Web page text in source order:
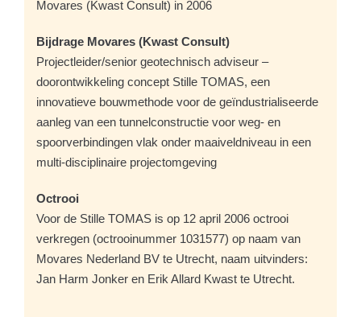
Movares (Kwast Consult) in 2006
Bijdrage Movares (Kwast Consult)
Projectleider/senior geotechnisch adviseur –
doorontwikkeling concept Stille TOMAS, een
innovatieve bouwmethode voor de geïndustrialiseerde
aanleg van een tunnelconstructie voor weg- en
spoorverbindingen vlak onder maaiveldniveau in een
multi-disciplinaire projectomgeving
Octrooi
Voor de Stille TOMAS is op 12 april 2006 octrooi
verkregen (octrooinummer 1031577) op naam van
Movares Nederland BV te Utrecht, naam uitvinders:
Jan Harm Jonker en Erik Allard Kwast te Utrecht.